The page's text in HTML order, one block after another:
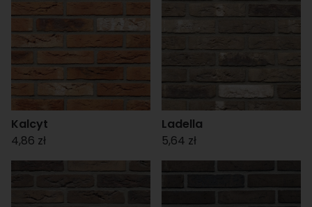
Kalcyt
4,86 zł
Ladella
5,64 zł